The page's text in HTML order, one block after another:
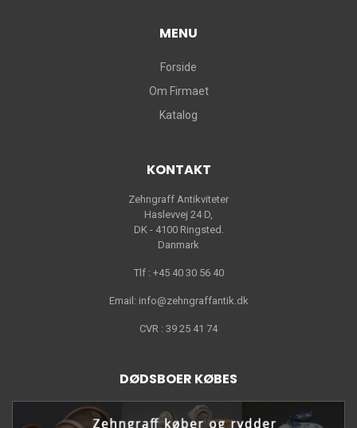
MENU
Forside
Om Firmaet
Katalog
KONTAKT
Zehngraff Antikviteter
Haslevvej 24 D,
DK - 4100 Ringsted.
Danmark
Tlf : +45 40 30 56 40
Email: info@zehngraffantik.dk
CVR : 39 25 41 74
DØDSBOER KØBES